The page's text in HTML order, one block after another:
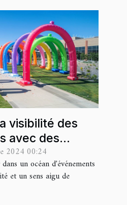
visibilité des
avec des
2024 00:24
un océan d'événements
et un sens aigu de